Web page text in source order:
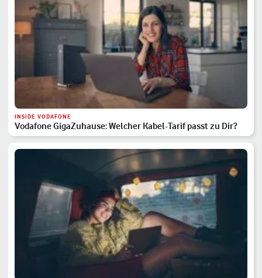
INSIDE VODAFONE
Vodafone GigaZuhause: Welcher Kabel-Tarif passt zu Dir?